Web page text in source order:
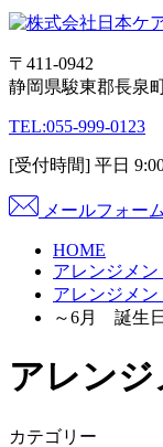
〒411-0942
静岡県駿東郡長泉
TEL:055-999-0123
[受付時間] 平日
メールフォーム
HOME
アレンジメ
アレンジメ
～6月 誕生
アレン
カテゴリー